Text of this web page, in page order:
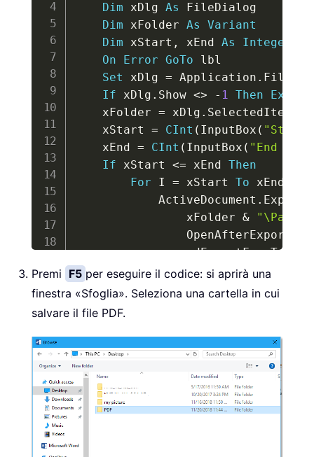
Dim xDlg As FileDialog
Dim xFolder As
Variant
Dim xStart , xEnd As
Integer
On
Error GoTo lbl
Set xDlg = Application .
If xDlg . Show <> - 1 Then Exit
    xFolder
= xDlg . SelectedItems
    xStart
= CInt ( InputBox ( "Start
    xEnd
= CInt ( InputBox ( "End
If xStart <= xEnd Then
For I = xStart To xEnd
            ActiveDocument
.
                xFolder
&
"\Page_"
                OpenAfterExport
                wdExportFromTo
                IncludeDocProps
                BitmapMissingFonts
End If
Exit Sub
lbl :
    MsgBox
"Enter a valid page
End
Sub
Premi F5 per eseguire il codice: si aprirà una
finestra «Sfoglia». Seleziona una cartella in cui
salvare il file PDF.